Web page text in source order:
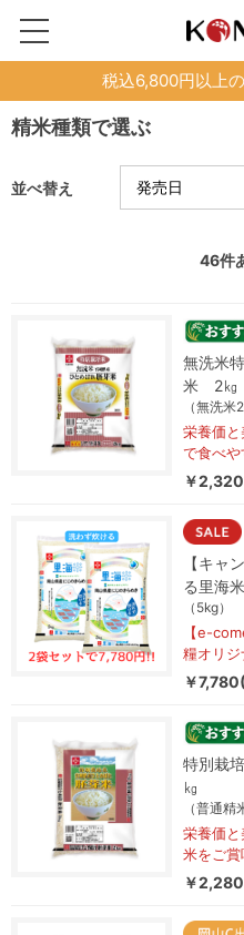
税込6,800円以上
精米種類で選ぶ
並べ替え
46件
無洗米
米 2㎏
（無洗米
栄養価
で食べ
￥
【キャ
る里海
（5kg）
【e-
糧オリジ
￥
特別栽
㎏
（普通精
栄養価
米をご賞
￥